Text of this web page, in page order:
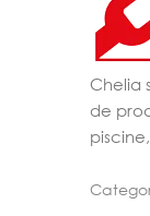
Chelia
de